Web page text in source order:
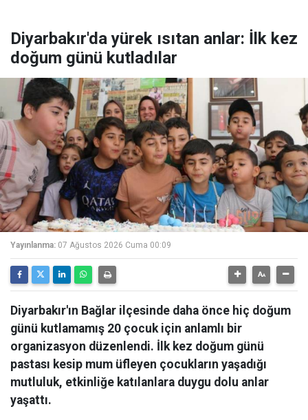
Diyarbakır'da yürek ısıtan anlar: İlk kez
doğum günü kutladılar
Yayınlanma: 07 Ağustos 2026 Cuma 00:09
Diyarbakır'ın Bağlar ilçesinde daha önce hiç doğum
günü kutlamamış 20 çocuk için anlamlı bir
organizasyon düzenlendi. İlk kez doğum günü
pastası kesip mum üfleyen çocukların yaşadığı
mutluluk, etkinliğe katılanlara duygu dolu anlar
yaşattı.